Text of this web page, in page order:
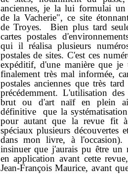
anciennes, je la lui formulai
de la Vacherie", ce site
de Troyes. Bien plus tard
cartes postales
qui il réalisa plusieurs
postales de sites. C'est ces
expéditif, d'une manière que je
finalement très mal informée,
postales anciennes que très
précédemment. L'utilisation
brut ou d'art naïf en plein
définitive que la
pour autant que la revue fit
spéciaux plusieurs découvertes
dans mon livre, à l'occasion).
insinuer que j'aurais pu être un
en application avant cette
Jean-François Maurice, avant